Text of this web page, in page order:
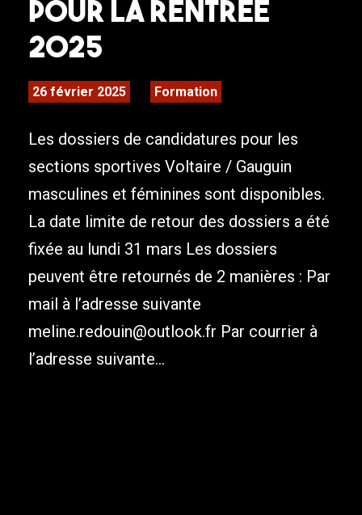
pour la rentrée
2025
26 février 2025 Formation
Les dossiers de candidatures pour les
sections sportives Voltaire / Gauguin
masculines et féminines sont disponibles.
La date limite de retour des dossiers a été
fixée au lundi 31 mars Les dossiers
peuvent être retournés de 2 manières : Par
mail à l’adresse suivante
meline.redouin@outlook.fr Par courrier à
l’adresse suivante...